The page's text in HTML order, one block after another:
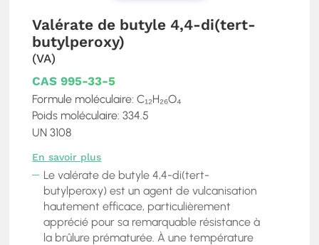
Valérate de butyle 4,4-di(tert-
butylperoxy)
(VA)
CAS 995-33-5
Formule moléculaire: C₁₂H₂₆O₄
Poids moléculaire: 334.5
UN 3108
En savoir plus
Le valérate de butyle 4,4-di(tert-
butylperoxy) est un agent de vulcanisation
hautement efficace, particulièrement
apprécié pour sa remarquable résistance à
la brûlure prématurée. À une température